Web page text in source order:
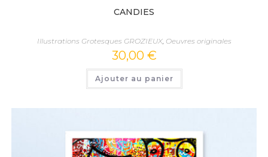
CANDIES
Illustrations Grotesques GROZIEUX, Oeuvres originales
30,00 €
Ajouter au panier